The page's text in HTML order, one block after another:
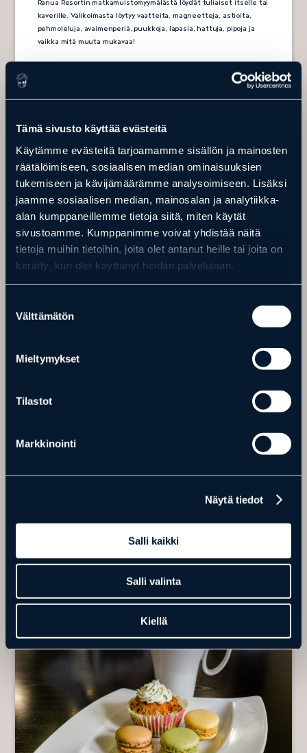
Tämä sivusto käyttää evästeitä
Käytämme evästeitä tarjoamamme sisällön ja mainosten
räätälöimiseen, sosiaalisen median ominaisuuksien
tukemiseen ja kävijämäärämme analysoimiseen. Lisäksi
jaamme sosiaalisen median, mainosalan ja analytiikka-
alan kumppaneillemme tietoja siitä, miten käytät
sivustoamme. Kumppanimme voivat yhdistää näitä
tietoja muihin tietoihin, joita olet antanut heille tai joita on
kerätty, kun olet käyttänyt heidän palvelujaan.
valinta
Välttämätön
Mieltymykset
Tilastot
Markkinointi
Näytä tiedot
Salli kaikki
Salli valinta
Kiellä
Ranua Resortin matkamuistomyymälästä löydät tuliaiset itselle tai
kaverille. Valikoimasta löytyy vaatteita, magneetteja, astioita,
pehmoleluja, avaimenperiä, puukkoja, lapasia, hattuja, pipoja ja
vaikka mitä muuta mukavaa!
linnassa. Kaupassa on suuri valikoima Fazerin tuttuja herkkuja
Ostokset
RAVINTOLAT & BAARIT
ACTIC GUESTHOUSE & IGLOOS
lounasta, ja mukaan ostettavia eväitä vaikkapa
sekä lounasasiakkaita että päivällisasiakkaita. Majoittujille on
The Book Bar on entiseen kirjastoon tehty baari. Book barissa on
musiikkia.
Ravintolat & baarit